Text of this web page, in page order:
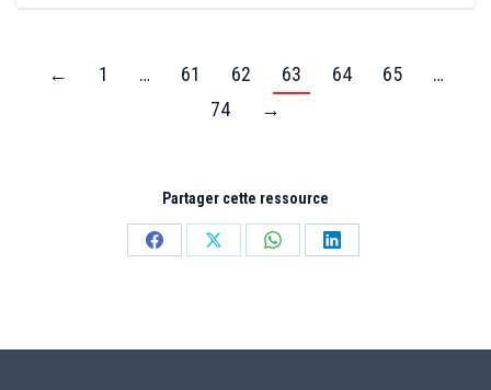
← 1 … 61 62 63 64 65
…
74
→
Partager cette ressource
PartagerPartagerPartagerPartager